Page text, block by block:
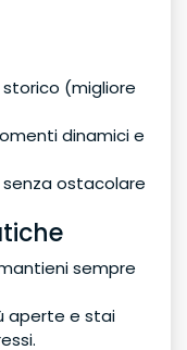
(migliore
dinamici e
senza ostacolare
sempre
aperte e stai